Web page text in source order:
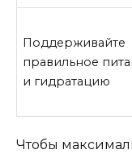
Поддерживайте
правильное
и гидратацию
Чтобы